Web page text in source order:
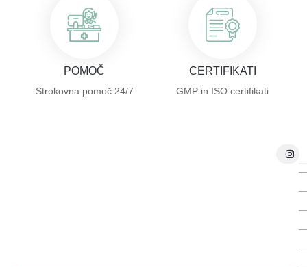
POMOČ
Strokovna pomoč 24/7
CERTIFIKATI
GMP in ISO certifikati